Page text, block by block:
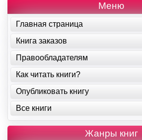
Меню
Главная страница
Книга заказов
Правообладателям
Как читать книги?
Опубликовать книгу
Все книги
Жанры книг